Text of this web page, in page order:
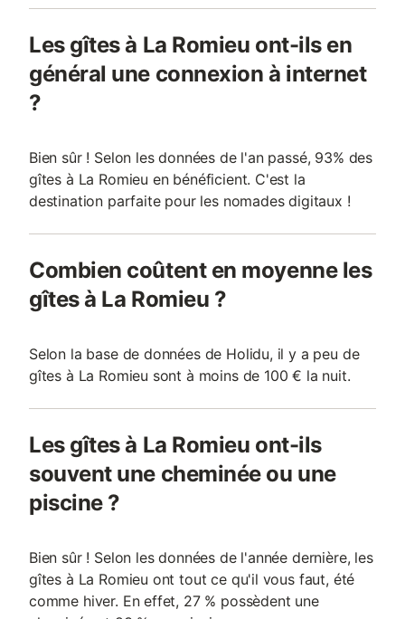
Les gîtes à La Romieu ont-ils en
général une connexion à internet
?
Bien sûr ! Selon les données de l'an passé, 93% des
gîtes à La Romieu en bénéficient. C'est la
destination parfaite pour les nomades digitaux !
Combien coûtent en moyenne les
gîtes à La Romieu ?
Selon la base de données de Holidu, il y a peu de
gîtes à La Romieu sont à moins de 100 € la nuit.
Les gîtes à La Romieu ont-ils
souvent une cheminée ou une
piscine ?
Bien sûr ! Selon les données de l'année dernière, les
gîtes à La Romieu ont tout ce qu'il vous faut, été
comme hiver. En effet, 27 % possèdent une